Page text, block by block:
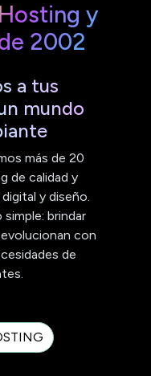
y
2002
a tus
mundo
más de 20
de calidad y
y diseño.
brindar
con
de